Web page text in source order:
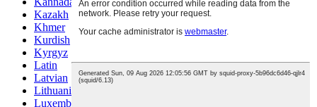
Kazakh
Khmer
Kurdish
Kyrgyz
Latin
Latvian
Lithuanian
Luxembou..